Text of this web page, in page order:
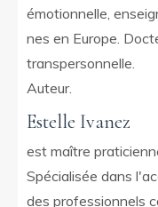
émotionnelle,
nes en Europe.
transpersonnelle.
Auteur.
Estelle Ivanez
est maître
Spécialisée dans
des professionnels